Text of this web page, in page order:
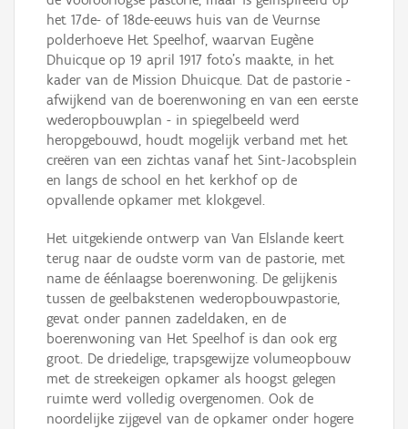
het 17de- of 18de-eeuws huis van de Veurnse
polderhoeve Het Speelhof, waarvan Eugène
Dhuicque op 19 april 1917 foto's maakte, in het
kader van de Mission Dhuicque. Dat de pastorie -
afwijkend van de boerenwoning en van een eerste
wederopbouwplan - in spiegelbeeld werd
heropgebouwd, houdt mogelijk verband met het
creëren van een zichtas vanaf het Sint-Jacobsplein
en langs de school en het kerkhof op de
opvallende opkamer met klokgevel.
Het uitgekiende ontwerp van Van Elslande keert
terug naar de oudste vorm van de pastorie, met
name de éénlaagse boerenwoning. De gelijkenis
tussen de geelbakstenen wederopbouwpastorie,
gevat onder pannen zadeldaken, en de
boerenwoning van Het Speelhof is dan ook erg
groot. De driedelige, trapsgewijze volumeopbouw
met de streekeigen opkamer als hoogst gelegen
ruimte werd volledig overgenomen. Ook de
noordelijke zijgevel van de opkamer onder hogere